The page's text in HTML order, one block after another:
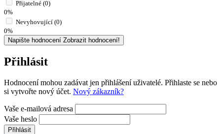
Přijatelné (0)
0%
Nevyhovující (0)
0%
Napište hodnocení Zobrazit hodnocení!
Přihlásit
Hodnocení mohou zadávat jen přihlášení uživatelé. Přihlaste se nebo
si vytvořte nový účet. Nový zákazník?
Vaše e-mailová adresa
Vaše heslo
Přihlásit